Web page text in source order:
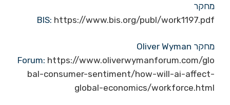
מחקר
BIS: https://www.bis.org/publ/work1197.pdf
מחקר Oliver Wyman
Forum: https://www.oliverwymanforum.com/glo
bal-consumer-sentiment/how-will-ai-affect-
global-economics/workforce.html